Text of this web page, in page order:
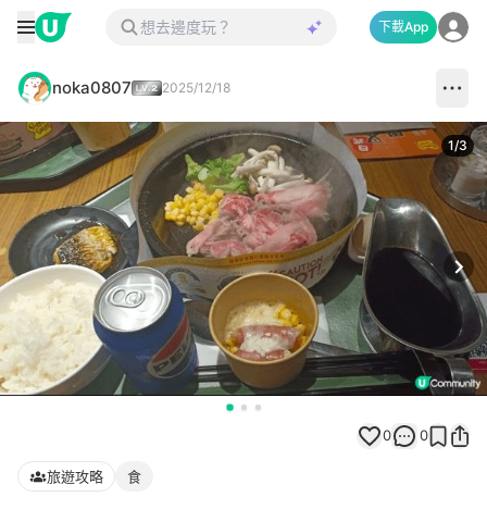
下載App
noka0807 2025/12/18
1/3
0 0
旅遊攻略 食